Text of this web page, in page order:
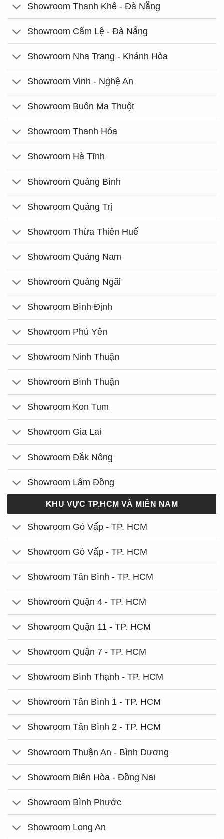
Showroom Thanh Khê - Đà Nẵng
Showroom Cẩm Lệ - Đà Nẵng
Showroom Nha Trang - Khánh Hòa
Showroom Vinh - Nghệ An
Showroom Buôn Ma Thuột
Showroom Thanh Hóa
Showroom Hà Tĩnh
Showroom Quảng Bình
Showroom Quảng Trị
Showroom Thừa Thiên Huế
Showroom Quảng Nam
Showroom Quảng Ngãi
Showroom Bình Định
Showroom Phú Yên
Showroom Ninh Thuận
Showroom Bình Thuận
Showroom Kon Tum
Showroom Gia Lai
Showroom Đắk Nông
Showroom Lâm Đồng
KHU VỰC TP.HCM VÀ MIỀN NAM
Showroom Gò Vấp - TP. HCM
Showroom Gò Vấp - TP. HCM
Showroom Tân Bình - TP. HCM
Showroom Quận 4 - TP. HCM
Showroom Quận 11 - TP. HCM
Showroom Quận 7 - TP. HCM
Showroom Bình Thạnh - TP. HCM
Showroom Tân Bình 1 - TP. HCM
Showroom Tân Bình 2 - TP. HCM
Showroom Thuận An - Bình Dương
Showroom Biên Hòa - Đồng Nai
Showroom Bình Phước
Showroom Long An